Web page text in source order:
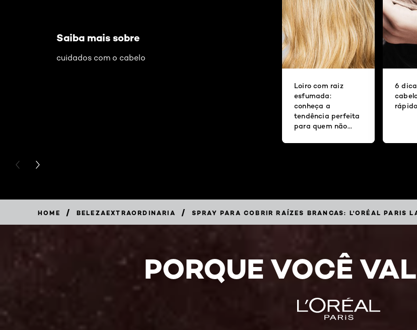
Saiba mais sobre
cuidados com o cabelo
Loiro com raiz
esfumada:
conheça a
tendência perfeita
para quem não
com retoques da
6
PREVIOUS CARD
NEXT CARD
HOME / BELEZAEXTRAORDINARIA / SPRAY PARA COBRIR RAÍZES BRANCAS: L'ORÉAL PARIS
PORQUE VOCÊ